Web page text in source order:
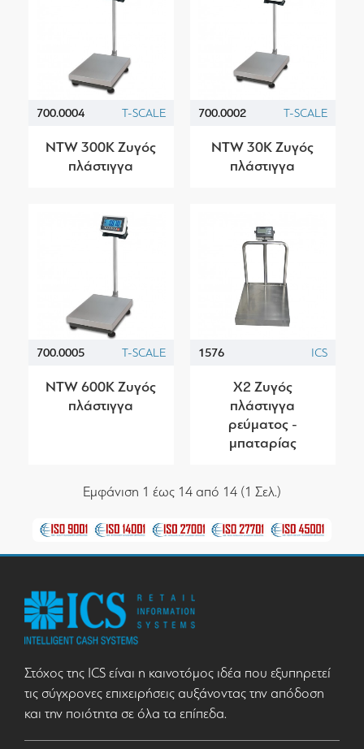
700.0004 T-SCALE
NTW 300K Ζυγός
πλάστιγγα
700.0002 T-SCALE
NTW 30K Ζυγός
πλάστιγγα
700.0005 T-SCALE
NTW 600K Ζυγός
πλάστιγγα
1576 ICS
X2 Ζυγός
πλάστιγγα
ρεύματος -
μπαταρίας
Εμφάνιση 1 έως 14 από 14 (1 Σελ.)
Στόχος της ICS είναι η καινοτόμος ιδέα που εξυπηρετεί
τις σύγχρονες επιχειρήσεις αυξάνοντας την απόδοση
και την ποιότητα σε όλα τα επίπεδα.